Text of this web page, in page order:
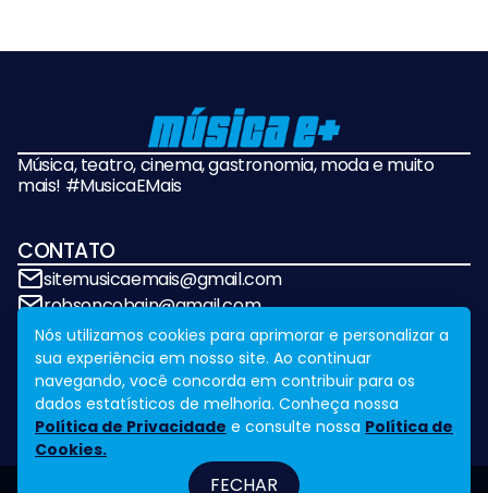
Música, teatro, cinema, gastronomia, moda e muito
mais! #MusicaEMais
CONTATO
sitemusicaemais@gmail.com
robsoncobain@gmail.com
REDES SOCIAIS
Nós utilizamos cookies para aprimorar e personalizar a
sua experiência em nosso site. Ao continuar
navegando, você concorda em contribuir para os
dados estatísticos de melhoria. Conheça nossa
Política de Privacidade e consulte nossa Política de
Cookies.
FECHAR